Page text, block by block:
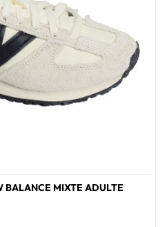
BALANCE MIXTE ADULTE